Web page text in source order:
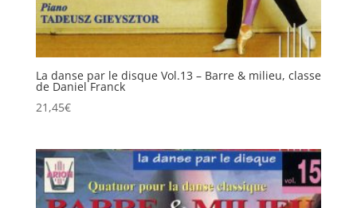
La danse par le disque Vol.13 – Barre & milieu, classe
de Daniel Franck
21,45€